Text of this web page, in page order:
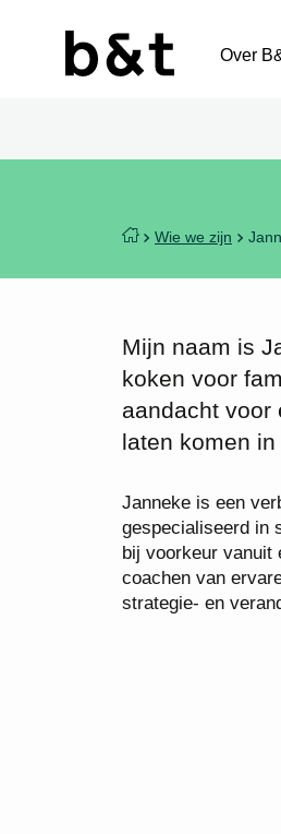
Over
Wie we zijn
Mijn naam is
koken voor
aandacht voor
laten komen
Janneke is een
gespecialiseerd in
bij voorkeur vanuit
coachen van
strategie- en